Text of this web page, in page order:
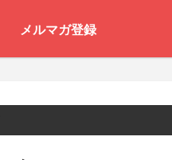
メルマガ登録